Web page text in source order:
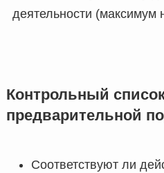
деятельности (максимум
Контрольный
предварительной
Соответствуют ли